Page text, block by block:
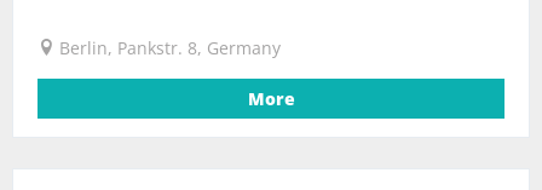
Berlin, Pankstr. 8, Germany
More